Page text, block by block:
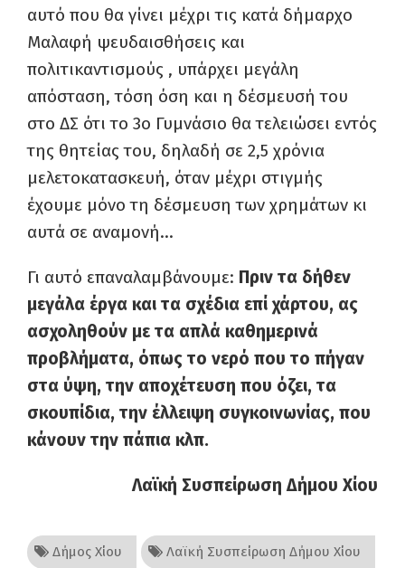
αυτό που θα γίνει μέχρι τις κατά δήμαρχο
Μαλαφή ψευδαισθήσεις και
πολιτικαντισμούς , υπάρχει μεγάλη
απόσταση, τόση όση και η δέσμευσή του
στο ΔΣ ότι το 3ο Γυμνάσιο θα τελειώσει εντός
της θητείας του, δηλαδή σε 2,5 χρόνια
μελετοκατασκευή, όταν μέχρι στιγμής
έχουμε μόνο τη δέσμευση των χρημάτων κι
αυτά σε αναμονή…
Γι αυτό επαναλαμβάνουμε: Πριν τα δήθεν
μεγάλα έργα και τα σχέδια επί χάρτου, ας
ασχοληθούν με τα απλά καθημερινά
προβλήματα, όπως το νερό που το πήγαν
στα ύψη, την αποχέτευση που όζει, τα
σκουπίδια, την έλλειψη συγκοινωνίας, που
κάνουν την πάπια κλπ.
Λαϊκή Συσπείρωση Δήμου Χίου
Δήμος Χίου Λαϊκή Συσπείρωση Δήμου Χίου